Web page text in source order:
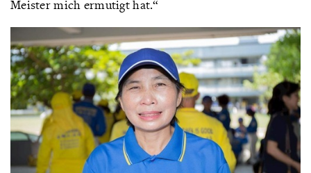
Meister mich ermutigt hat.“